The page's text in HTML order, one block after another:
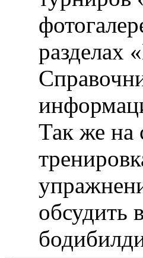
разделах
Так же на
обсудить